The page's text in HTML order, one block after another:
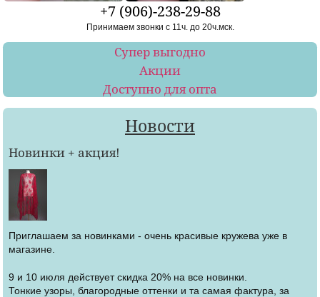
+7 (906)-238-29-88
Принимаем звонки с 11ч. до 20ч.мск.
Супер выгодно
Акции
Доступно для опта
Новости
Новинки + акция!
Приглашаем за новинками - очень красивые кружева уже в
магазине.
9 и 10 июля действует скидка 20% на все новинки.
Тонкие узоры, благородные оттенки и та самая фактура, за